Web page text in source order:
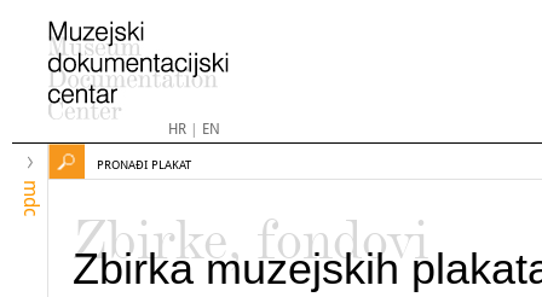
HR| EN
mdc
PRONAĐI PLAKAT
Zbirke, fondovi
Zbirka muzejskih